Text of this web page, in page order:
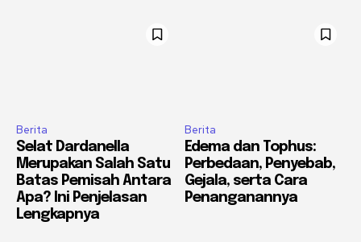
Berita
Selat Dardanella
Merupakan Salah Satu
Batas Pemisah Antara
Apa? Ini Penjelasan
Lengkapnya
Berita
Edema dan Tophus:
Perbedaan, Penyebab,
Gejala, serta Cara
Penanganannya